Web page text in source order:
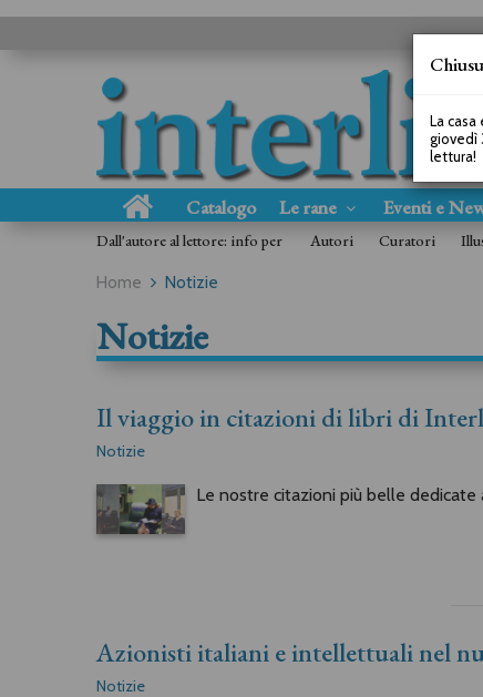
Catalogo Le rane Eventi e
Dall'autore al lettore: info per Autori Curatori
Home Notizie
Notizie
Il viaggio in citazioni di libri di
Notizie
Le nostre citazioni più belle
Azionisti italiani e intellettuali nel
Notizie
La
giovedì
lettura!